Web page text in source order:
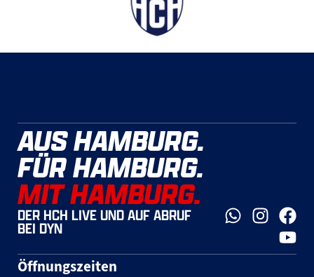
AUS HAMBURG.
FÜR HAMBURG.
MIT HAMBURG.
DER HCH LIVE UND AUF ABRUF
BEI DYN
Öffnungszeiten